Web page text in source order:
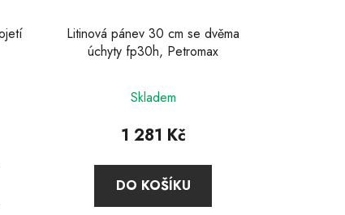
Litinová pánev 30 cm se dvěma
úchyty fp30h, Petromax
hodnocení
produktu
5,0
z
Skladem
1 281 Kč
DO KOŠÍKU